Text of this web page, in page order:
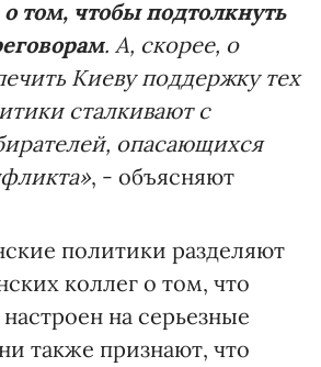
том, чтобы подтолкнуть
. А, скорее, о
Киеву поддержку тех
сталкивают с
опасающихся
, - объясняют
политики разделяют
коллег о том, что
на серьезные
также признают, что